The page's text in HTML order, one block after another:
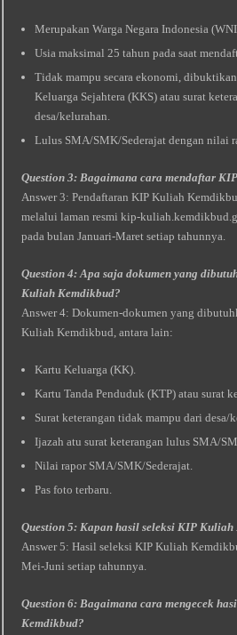
Merupakan Warga Negara Indonesia
Usia maksimal 25 tahun pada saat
Tidak mampu secara ekonomi,
Keluarga Sejahtera (KKS) atau surat
desa/kelurahan.
Lulus SMA/SMK/Sederajat dengan nilai
Question 3: Bagaimana cara mendaftar
Answer 3: Pendaftaran KIP Kuliah
melalui laman resmi kip-
pada bulan Januari-Maret setiap tahunnya.
Question 4: Apa saja dokumen yang
Kuliah Kemdikbud?
Answer 4: Dokumen-dokumen yang
Kuliah Kemdikbud, antara lain:
Kartu Keluarga (KK).
Kartu Tanda Penduduk (KTP) atau surat
Surat keterangan tidak mampu dari desa/
Ijazah atu surat keterangan lulus SMA/
Nilai rapor SMA/SMK/Sederajat.
Pas foto terbaru.
Question 5: Kapan hasil seleksi KIP
Answer 5: Hasil seleksi KIP Kuliah
Mei-Juni setiap tahunnya.
Question 6: Bagaimana cara mengecek
Kemdikbud?